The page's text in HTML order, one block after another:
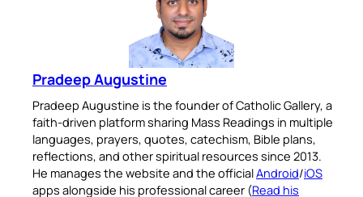
Pradeep Augustine
Pradeep Augustine is the founder of Catholic Gallery, a
faith-driven platform sharing Mass Readings in multiple
languages, prayers, quotes, catechism, Bible plans,
reflections, and other spiritual resources since 2013.
He manages the website and the officialAndroid/iOS
apps alongside his professional career (Read his